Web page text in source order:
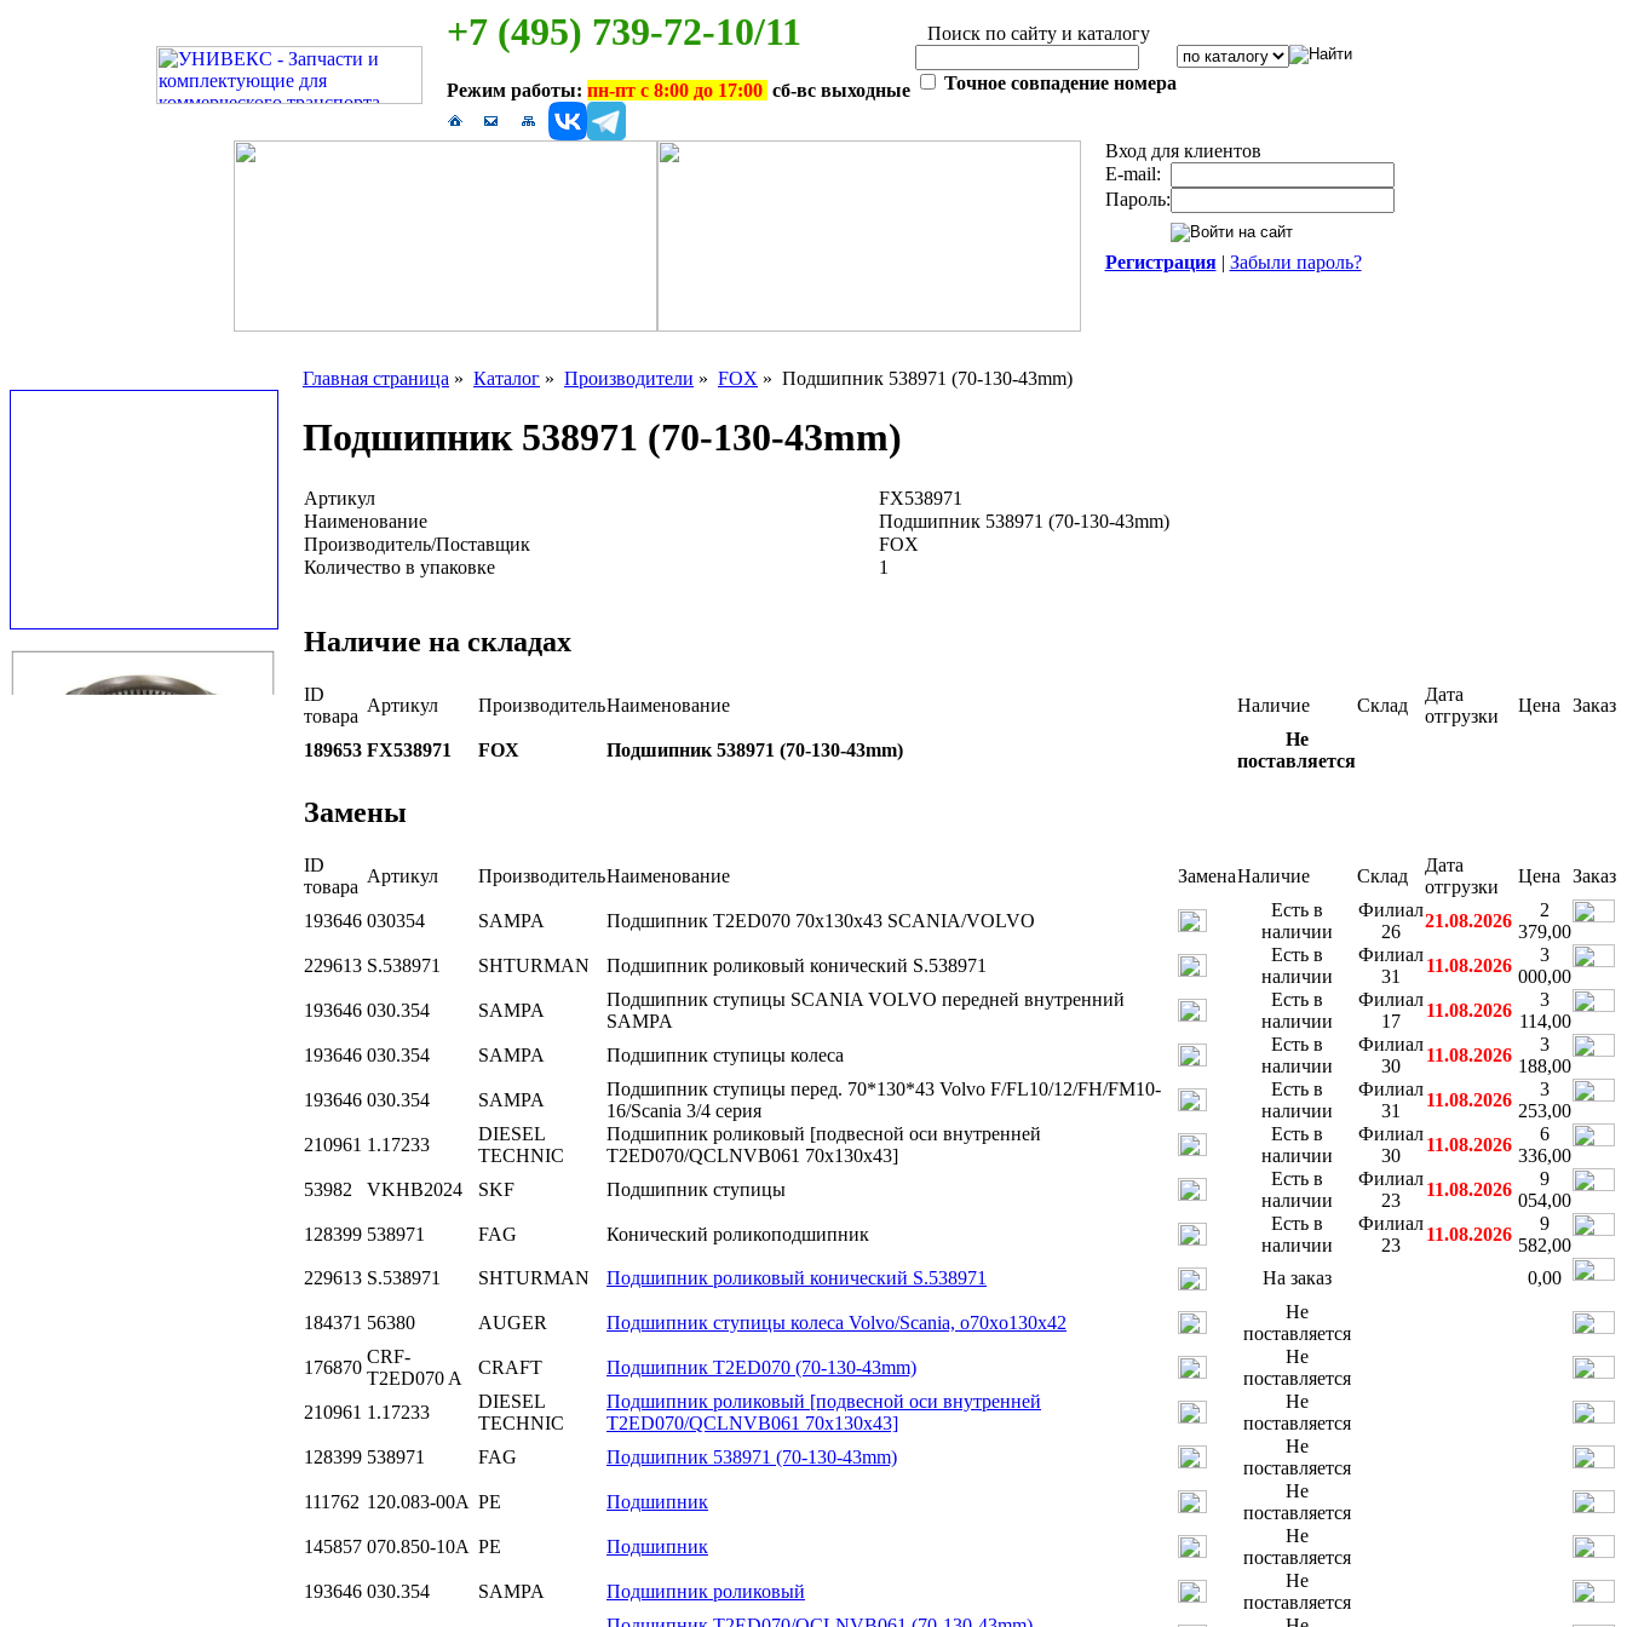
+7 (495) 739-72-10/11
Режим работы: пн-пт с 8:00 до 17:00 сб-вс выходные
Поиск по сайту и каталогу
Точное совпадение номера
Вход для клиентов
E-mail:
Пароль:
Регистрация| Забыли пароль?
Главная страница » Каталог » Производители » FOX » Подшипник 538971 (70-130-43mm)
Подшипник 538971 (70-130-43mm)
Артикул
FX538971
Наименование
Подшипник 538971 (70-130-43mm)
Производитель/Поставщик
FOX
Количество в упаковке
1
Наличие на складах
ID
товара
Артикул ПроизводительНаименование Наличие Склад
Дата
отгрузки
Цена Заказ
189653 FX538971 FOX Подшипник 538971 (70-130-43mm)
Не
поставляется
Замены
ID
товара
Артикул ПроизводительНаименование ЗаменаНаличие Склад
Дата
отгрузки
Цена Заказ
193646 030354 SAMPA Подшипник T2ED070 70x130x43 SCANIA/VOLVO
Есть в
наличии
Филиал
26
21.08.2026
2
379,00
229613 S.538971 SHTURMAN Подшипник роликовый конический S.538971
Есть в
наличии
Филиал
31
11.08.2026
3
000,00
193646 030.354 SAMPA
Подшипник ступицы SCANIA VOLVO передней внутренний
SAMPA
Есть в
наличии
Филиал
17
11.08.2026
3
114,00
193646 030.354 SAMPA Подшипник ступицы колеса
Есть в
наличии
Филиал
30
11.08.2026
3
188,00
193646 030.354 SAMPA
Подшипник ступицы перед. 70*130*43 Volvo F/FL10/12/FH/FM10-
16/Scania 3/4 серия
Есть в
наличии
Филиал
31
11.08.2026
3
253,00
210961 1.17233
DIESEL
TECHNIC
Подшипник роликовый [подвесной оси внутренней
T2ED070/QCLNVB061 70x130x43]
Есть в
наличии
Филиал
30
11.08.2026
6
336,00
53982
VKHB2024 SKF Подшипник ступицы
Есть в
наличии
Филиал
23
11.08.2026
9
054,00
128399 538971 FAG Конический роликоподшипник
Есть в
наличии
Филиал
23
11.08.2026
9
582,00
229613 S.538971 SHTURMAN Подшипник роликовый конический S.538971 На заказ 0,00
184371 56380 AUGER Подшипник ступицы колеса Volvo/Scania, o70xo130x42
Не
поставляется
176870
CRF-
T2ED070 A
CRAFT Подшипник T2ED070 (70-130-43mm)
Не
поставляется
210961 1.17233
DIESEL
TECHNIC
Подшипник роликовый [подвесной оси внутренней
T2ED070/QCLNVB061 70x130x43]
Не
поставляется
128399 538971 FAG Подшипник 538971 (70-130-43mm)
Не
поставляется
111762 120.083-00A PE Подшипник
Не
поставляется
145857 070.850-10A PE Подшипник
Не
поставляется
193646 030.354 SAMPA Подшипник роликовый
Не
поставляется